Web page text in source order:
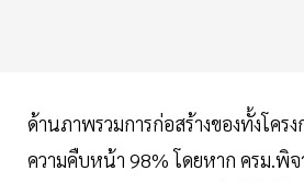
ด้านภาพรวมการก่อสร้างของทั้งโคร
ความคืบหน้า 98% โดยหาก ครม.พิ